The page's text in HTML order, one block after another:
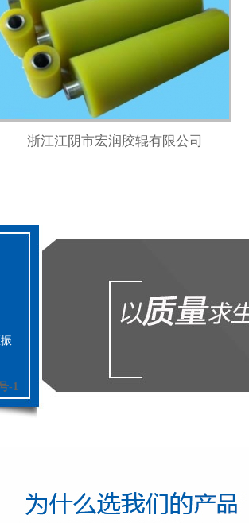
浙江江阴市宏润胶辊有限公司
-1